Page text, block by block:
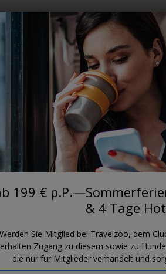
Where?
DEUTSCHLAND
1.
199 €
& 4 Tage
Werden Sie Mitglied bei Travelzoo, dem
erhalten Zugang zu diesem sowie zu
die nur für Mitglieder verhandelt und